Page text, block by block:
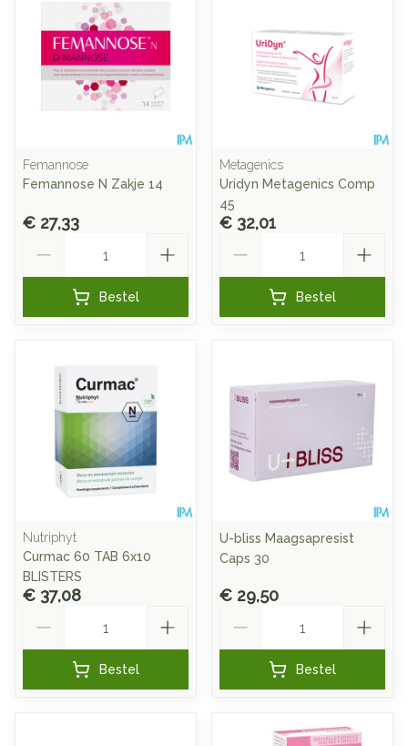
Femannose
Femannose N Zakje 14
€ 27,33
Bestel
Metagenics
Uridyn Metagenics Comp
45
€ 32,01
Bestel
Nutriphyt
Curmac 60 TAB 6x10
BLISTERS
€ 37,08
Bestel
U-bliss Maagsapresist
Caps 30
€ 29,50
Bestel